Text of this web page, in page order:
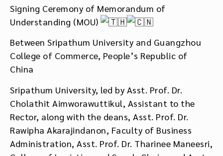
Signing Ceremony of Memorandum of
Understanding (MOU)
Between Sripathum University and Guangzhou
College of Commerce, People’s Republic of
China
Sripathum University, led by Asst. Prof. Dr.
Cholathit Aimworawuttikul, Assistant to the
Rector, along with the deans, Asst. Prof. Dr.
Rawipha Akarajindanon, Faculty of Business
Administration, Asst. Prof. Dr. Tharinee Maneesri,